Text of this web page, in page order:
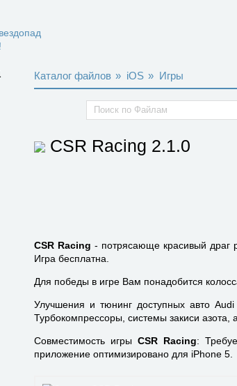
Каталог файлов » iOS » Игры
CSR Racing 2.1.0
CSR Racing - потрясающе красивый драг
Игра бесплатна.
Для победы в игре Вам понадобится
Улучшения и тюнинг доступных авто
Турбокомпрессоры, системы закиси азота,
Совместимость игрыCSR Racing:
приложение оптимизировано для iPhone 5.